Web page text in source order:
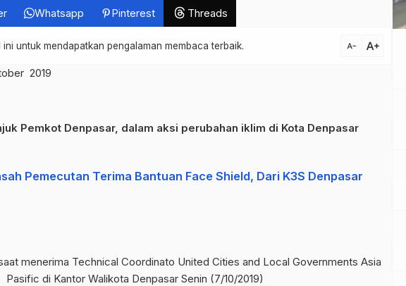
Whatsapp Pinterest Threads
untuk mendapatkan pengalaman membaca terbaik. text_decrease text_increase
2019
Pemkot Denpasar, dalam aksi perubahan iklim di Kota Denpasar
Pemecutan Terima Bantuan Face Shield, Dari K3S Denpasar
menerima Technical Coordinato United Cities and Local Governments Asia
Pasific di Kantor Walikota Denpasar Senin (7/10/2019)